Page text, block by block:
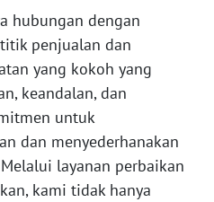
hubungan dengan
penjualan dan
yang kokoh yang
keandalan, dan
untuk
dan menyederhanakan
layanan perbaikan
kami tidak hanya